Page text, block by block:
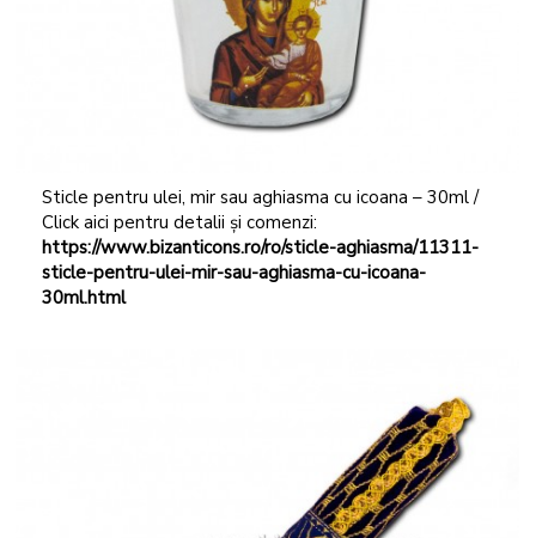
Sticle pentru ulei, mir sau aghiasma cu icoana – 30ml /
Click aici pentru detalii și comenzi:
https://www.bizanticons.ro/ro/sticle-aghiasma/11311-
sticle-pentru-ulei-mir-sau-aghiasma-cu-icoana-
30ml.html